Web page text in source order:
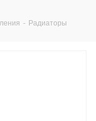
- Радиаторы